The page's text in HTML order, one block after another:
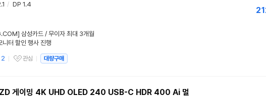
/ DP 1.4
삼성카드 / 무이자 최대 3개월
니터 할인 행사 진행
2
관심상품
관심 대량구매
게이밍 4K UHD OLED 240 USB-C HDR 400 Ai 멀